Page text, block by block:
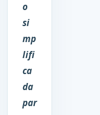
o
si
mp
lifi
ca
da
par